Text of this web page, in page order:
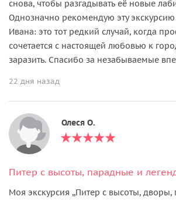
снова, чтобы разгадывать её новые
Однозначно рекомендую эту
Ивана: это тот редкий случай, когда
сочетается с настоящей любовью к
заразить. Спасибо за незабываемые
22 дня назад
Олеся О.
Моя экскурсия ,,Питер с высоты,